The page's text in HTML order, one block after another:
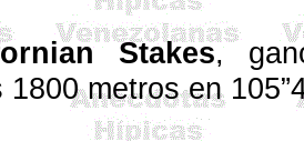
Stakes,
1800 metros en